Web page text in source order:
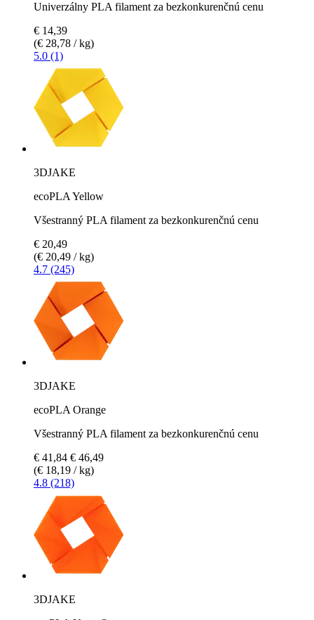
Univerzálny PLA filament za bezkonkurenčnú cenu
€ 14,39
(€ 28,78 / kg)
5.0 (1)
3DJAKE
ecoPLA Yellow
Všestranný PLA filament za bezkonkurenčnú cenu
€ 20,49
(€ 20,49 / kg)
4.7 (245)
3DJAKE
ecoPLA Orange
Všestranný PLA filament za bezkonkurenčnú cenu
€ 41,84 € 46,49
(€ 18,19 / kg)
4.8 (218)
3DJAKE